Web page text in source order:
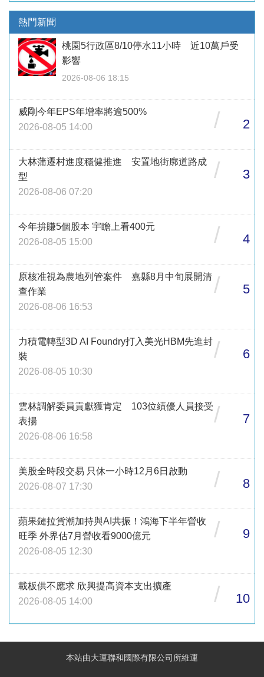
熱門新聞
桃園5行政區8/10停水11小時 近10萬戶受
影響
2026-08-06 18:15
威剛今年EPS年增率將逾500%
2026-08-05 14:00
/ 2
大林蒲遷村進度穩健推進 安置地街廓道路成
型
2026-08-06 07:20
/ 3
今年拚賺5個股本 宇瞻上看400元
2026-08-05 15:00
/ 4
原核准視為農地列管案件 嘉縣8月中旬展開清
查作業
2026-08-06 16:53
/ 5
力積電轉型3D AI Foundry打入美光HBM先進封
裝
2026-08-05 10:30
/ 6
雲林調解委員貢獻獲肯定 103位績優人員接受
表揚
2026-08-06 16:58
/ 7
美股全時段交易 只休一小時12月6日啟動
2026-08-07 17:30
/ 8
蘋果鏈拉貨潮加持與AI共振！鴻海下半年營收
旺季 外界估7月營收看9000億元
2026-08-05 12:30
/ 9
載板供不應求 欣興提高資本支出擴產
2026-08-05 14:00
/ 10
本站由大運聯和國際有限公司所維運